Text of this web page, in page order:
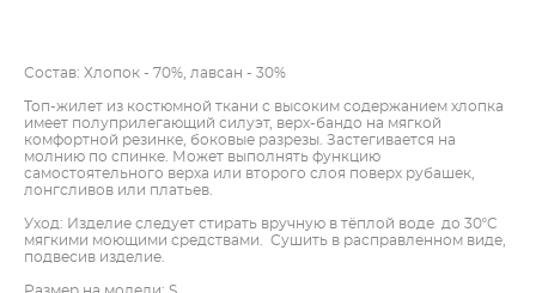
Состав: Хлопок - 70%, лавсан - 30%
Топ-жилет из костюмной ткани с высоким содержанием хлопка
имеет полуприлегающий силуэт, верх-бандо на мягкой
комфортной резинке, боковые разрезы. Застегивается на
молнию по спинке. Может выполнять функцию
самостоятельного верха или второго слоя поверх рубашек,
лонгсливов или платьев.
Уход: Изделие следует стирать вручную в тёплой воде до 30ºC
мягкими моющими средствами. Сушить в расправленном виде,
подвесив изделие.